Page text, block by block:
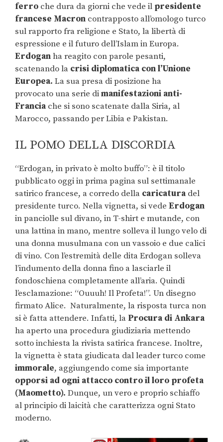
ferro che dura da giorni che vede il presidente
francese Macron contrapposto all’omologo turco
sul rapporto fra religione e Stato, la libertà di
espressione e il futuro dell’Islam in Europa.
Erdoganha reagito con parole pesanti,
scatenando la crisi diplomatica con l’Unione
Europea. La sua presa di posizione ha
provocato una serie dimanifestazioni anti-
Francia che si sono scatenate dalla Siria, al
Marocco, passando per Libia e Pakistan.
IL POMO DELLA DISCORDIA
“Erdogan, in privato è molto buffo”: è il titolo
pubblicato oggi in prima pagina sul settimanale
satirico francese, a corredo della caricatura del
presidente turco. Nella vignetta, si vede Erdogan
in panciolle sul divano, in T-shirt e mutande, con
una lattina in mano, mentre solleva il lungo velo di
una donna musulmana con un vassoio e due calici
di vino. Con l’estremità delle dita Erdogan solleva
l’indumento della donna fino a lasciarle il
fondoschiena completamente all’aria. Quindi
l’esclamazione: “Ouuuh! Il Profeta!”. Un disegno
firmato Alice. Naturalmente, la risposta turca non
si è fatta attendere. Infatti, la Procura di Ankara
ha aperto una procedura giudiziaria mettendo
sotto inchiesta la rivista satirica francese. Inoltre,
la vignetta è stata giudicata dal leader turco come
immorale, aggiungendo come sia importante
opporsi ad ogni attacco contro il loro profeta
(Maometto). Dunque, un vero e proprio schiaffo
al principio di laicità che caratterizza ogni Stato
moderno.